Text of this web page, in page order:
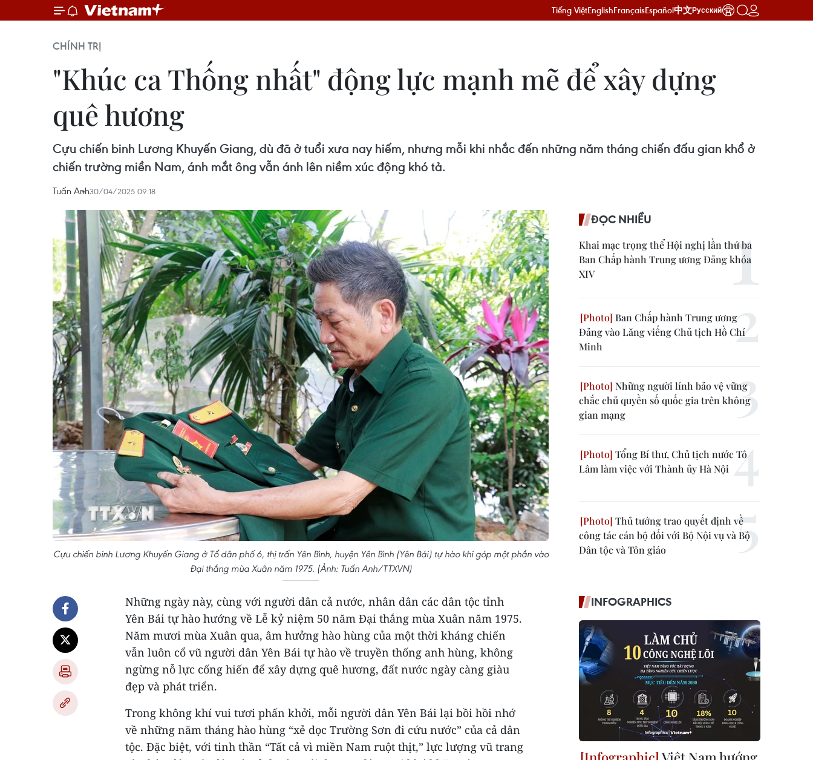
Tiếng ViệtEnglishFrançaisEspañol中文Русский
CHÍNH TRỊ
"Khúc ca Thống nhất" động lực mạnh mẽ để xây dựng
quê hương
Cựu chiến binh Lương Khuyến Giang, dù đã ở tuổi xưa nay hiếm, nhưng mỗi khi nhắc đến những năm tháng chiến đấu gian khổ ở
chiến trường miền Nam, ánh mắt ông vẫn ánh lên niềm xúc động khó tả.
Tuấn Anh30/04/2025 09:18
Cựu chiến binh Lương Khuyến Giang ở Tổ dân phố 6, thị trấn Yên Bình, huyện Yên Bình (Yên Bái) tự hào khi góp một phần vào
Đại thắng mùa Xuân năm 1975. (Ảnh: Tuấn Anh/TTXVN)
Những ngày này, cùng với người dân cả nước, nhân dân các dân tộc tỉnh
Yên Bái tự hào hướng về Lễ kỷ niệm 50 năm Đại thắng mùa Xuân năm 1975.
Năm mươi mùa Xuân qua, âm hưởng hào hùng của một thời kháng chiến
vẫn luôn cổ vũ người dân Yên Bái tự hào về truyền thống anh hùng, không
ngừng nỗ lực cống hiến để xây dựng quê hương, đất nước ngày càng giàu
đẹp và phát triển.
Trong không khí vui tươi phấn khởi, mỗi người dân Yên Bái lại bồi hồi nhớ
về những năm tháng hào hùng “xẻ dọc Trường Sơn đi cứu nước” của cả dân
tộc. Đặc biệt, với tinh thần “Tất cả vì miền Nam ruột thịt,” lực lượng vũ trang
ĐỌC NHIỀU
Khai mạc trọng thể Hội nghị lần thứ ba
Ban Chấp hành Trung ương Đảng khóa
XIV
Ban Chấp hành Trung ương
Đảng vào Lăng viếng Chủ tịch Hồ Chí
Minh
Những người lính bảo vệ vững
chắc chủ quyền số quốc gia trên không
gian mạng
Tổng Bí thư, Chủ tịch nước Tô
Lâm làm việc với Thành ủy Hà Nội
Thủ tướng trao quyết định về
công tác cán bộ đối với Bộ Nội vụ và Bộ
Dân tộc và Tôn giáo
INFOGRAPHICS